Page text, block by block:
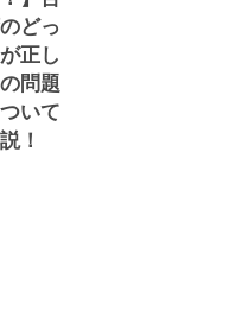
どっ
正し
問題
いて
！